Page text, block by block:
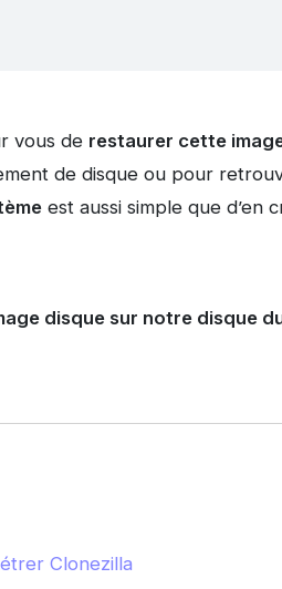
vous de restaurer cette
de disque ou pour
est aussi simple que d’en
disque sur notre disque
Clonezilla